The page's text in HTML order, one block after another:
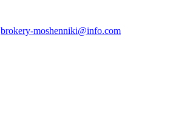
brokery-moshenniki@info.com